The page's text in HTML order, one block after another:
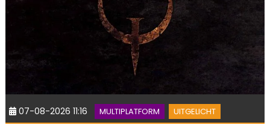
07-08-2026 11:16 MULTIPLATFORM UITGELICHT